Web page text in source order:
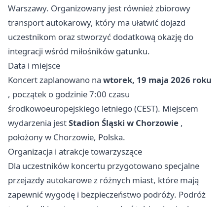
Warszawy. Organizowany jest również zbiorowy
transport autokarowy, który ma ułatwić dojazd
uczestnikom oraz stworzyć dodatkową okazję do
integracji wśród miłośników gatunku.
Data i miejsce
Koncert zaplanowano na wtorek, 19 maja 2026 roku
, początek o godzinie 7:00 czasu
środkowoeuropejskiego letniego (CEST). Miejscem
wydarzenia jestStadion Śląski w Chorzowie ,
położony w Chorzowie, Polska.
Organizacja i atrakcje towarzyszące
Dla uczestników koncertu przygotowano specjalne
przejazdy autokarowe z różnych miast, które mają
zapewnić wygodę i bezpieczeństwo podróży. Podróż